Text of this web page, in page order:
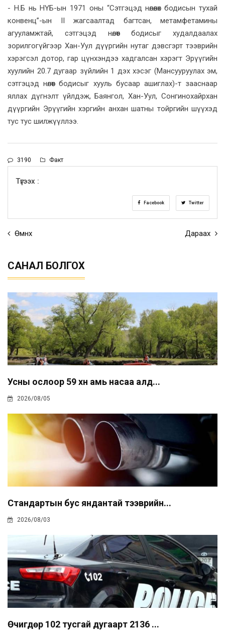
- Н.Б нь НҮБ-ын 1971 оны “Сэтгэцэд нөлөөлөх бодисын тухай
конвенц”-ын II жагсаалтад багтсан, метамфетамины
агууламжтай, сэтгэцэд нөлөөт бодисыг худалдаалах
зорилгогүйгээр Хан-Уул дүүргийн нутаг дэвсгэрт тээврийн
хэрэгсэл дотор, гар цүнхэндээ хадгалсан хэрэгт Эрүүгийн
хуулийн 20.7 дугаар зүйлийн 1 дэх хэсэг (Мансууруулах эм,
сэтгэцэд нөлөөт бодисыг хууль бусаар ашиглах)-т зааснаар
яллах дүгнэлт үйлдэж, Баянгол, Хан-Уул, Сонгинохайрхан
дүүргийн Эрүүгийн хэргийн анхан шатны тойргийн шүүхэд
тус тус шилжүүллээ.
3190 Факт
Түгээх :
Facebook Twitter
Өмнөх Дараах
САНАЛ БОЛГОХ
Усны ослоор 59 хүн амь насаа алд...
2026/08/05
Стандартын бус яндантай тээврийн...
2026/08/03
Өчигдөр 102 тусгай дугаарт 2136 ...